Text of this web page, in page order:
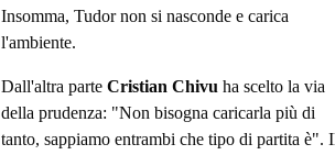
Insomma, Tudor non si nasconde e carica
l'ambiente.
Dall'altra parte Cristian Chivu ha scelto la via
della prudenza: "Non bisogna caricarla più di
tanto, sappiamo entrambi che tipo di partita è".